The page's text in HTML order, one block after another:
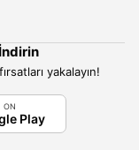
yakalayın!
ON
Play